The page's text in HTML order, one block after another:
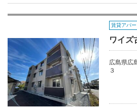
賃貸アパー
ワイズ
広島県広
３